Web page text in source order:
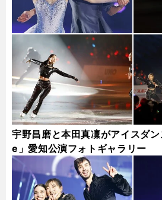
宇野昌磨と本田真凜がアイスダ
e」愛知公演フォトギャラリー